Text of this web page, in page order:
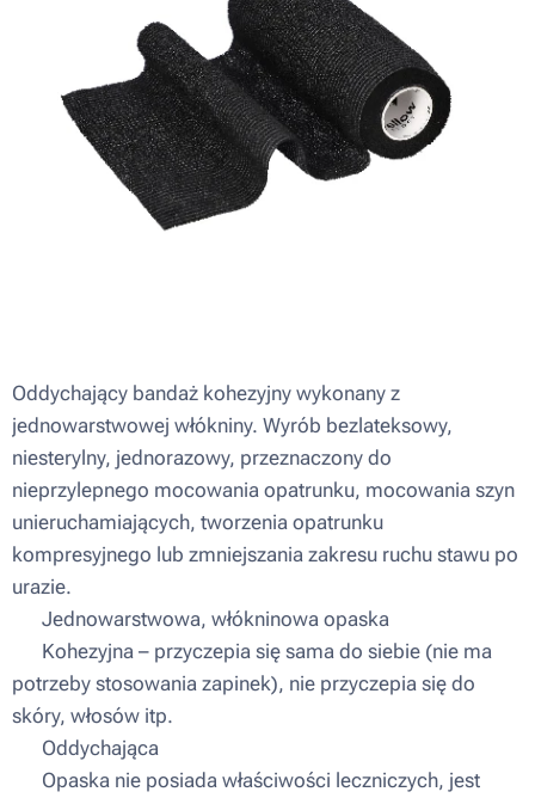
Oddychający bandaż kohezyjny wykonany z
jednowarstwowej włókniny. Wyrób bezlateksowy,
niesterylny, jednorazowy, przeznaczony do
nieprzylepnego mocowania opatrunku, mocowania szyn
unieruchamiających, tworzenia opatrunku
kompresyjnego lub zmniejszania zakresu ruchu stawu po
urazie.
▪ Jednowarstwowa, włókninowa opaska
▪ Kohezyjna – przyczepia się sama do siebie (nie ma
potrzeby stosowania zapinek), nie przyczepia się do
skóry, włosów itp.
▪ Oddychająca
▪ Opaska nie posiada właściwości leczniczych, jest